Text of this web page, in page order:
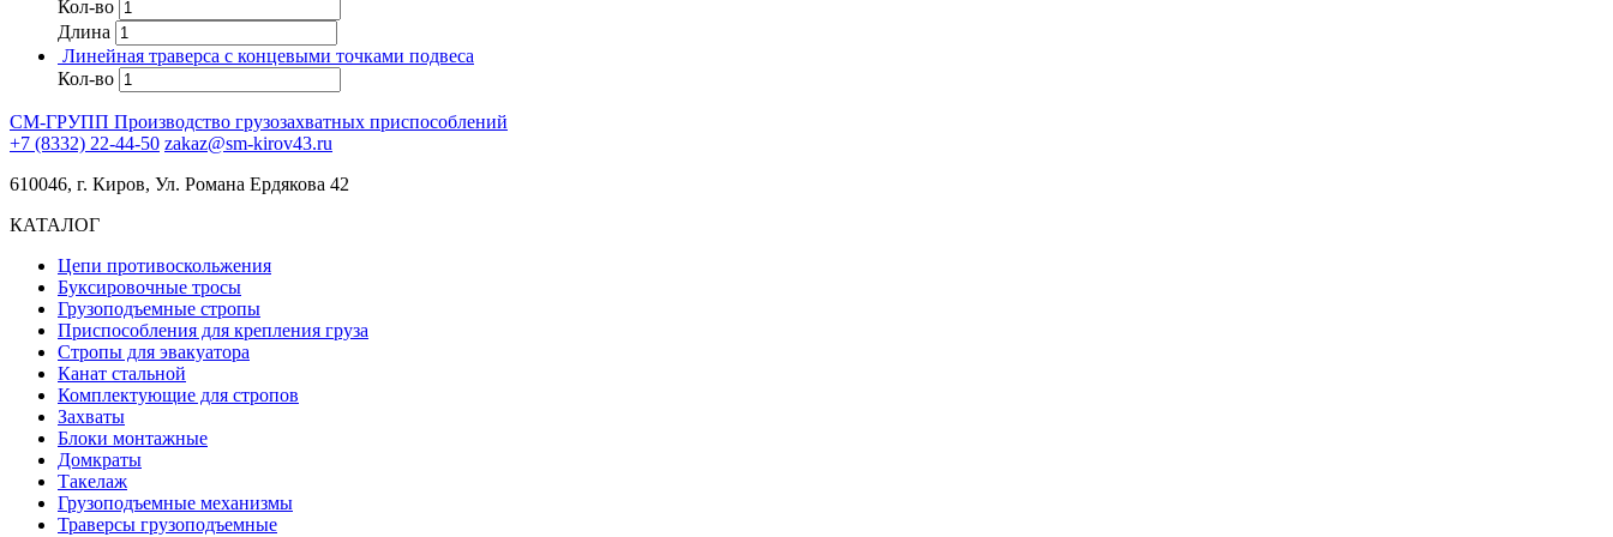
Кол-во
Длина
Линейная траверса с концевыми точками подвеса
Кол-во
СМ-ГРУПП Производство грузозахватных приспособлений
+7 (8332) 22-44-50 zakaz@sm-kirov43.ru
610046, г. Киров, Ул. Романа Ердякова 42
КАТАЛОГ
Цепи противоскольжения
Буксировочные тросы
Грузоподъемные стропы
Приспособления для крепления груза
Стропы для эвакуатора
Канат стальной
Комплектующие для стропов
Захваты
Блоки монтажные
Домкраты
Такелаж
Грузоподъемные механизмы
Траверсы грузоподъемные